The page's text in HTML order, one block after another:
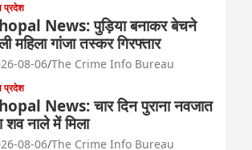
प्रदेश
News: पुड़िया बनाकर बेचने
महिला गांजा तस्कर गिरफ्तार
08-06 The Crime Info Bureau
प्रदेश
News: चार दिन पुराना नवजात
शव नाले में मिला
08-06 The Crime Info Bureau